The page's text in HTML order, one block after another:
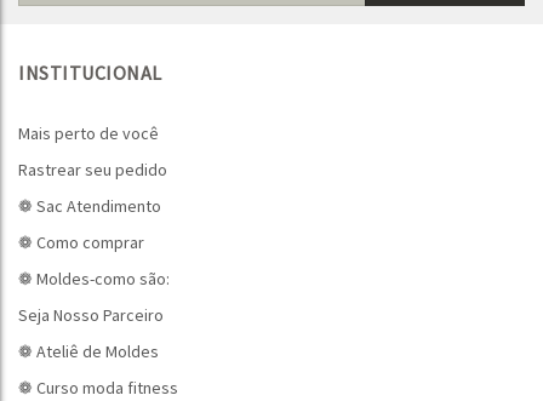
INSTITUCIONAL
Mais perto de você
Rastrear seu pedido
❁ Sac Atendimento
❁ Como comprar
❁ Moldes-como são:
Seja Nosso Parceiro
❁ Ateliê de Moldes
❁ Curso moda fitness